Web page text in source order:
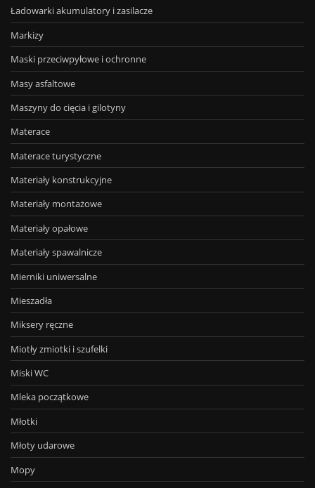
Ładowarki akumulatory i zasilacze
Markizy
Maski przeciwpyłowe i ochronne
Masy asfaltowe
Maszyny do cięcia i gilotyny
Materace
Materace turystyczne
Materiały konstrukcyjne
Materiały montażowe
Materiały opałowe
Materiały spawalnicze
Mierniki uniwersalne
Mieszadła
Miksery ręczne
Miotły zmiotki i szufelki
Miski WC
Mleka początkowe
Młotki
Młoty udarowe
Mopy